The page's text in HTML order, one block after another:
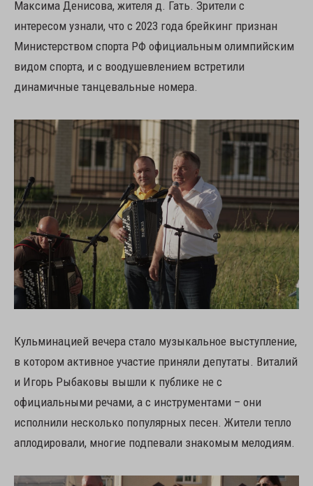
Максима Денисова, жителя д. Гать. Зрители с
интересом узнали, что с 2023 года брейкинг признан
Министерством спорта РФ официальным олимпийским
видом спорта, и с воодушевлением встретили
динамичные танцевальные номера.
Кульминацией вечера стало музыкальное выступление,
в котором активное участие приняли депутаты. Виталий
и Игорь Рыбаковы вышли к публике не с
официальными речами, а с инструментами – они
исполнили несколько популярных песен. Жители тепло
аплодировали, многие подпевали знакомым мелодиям.